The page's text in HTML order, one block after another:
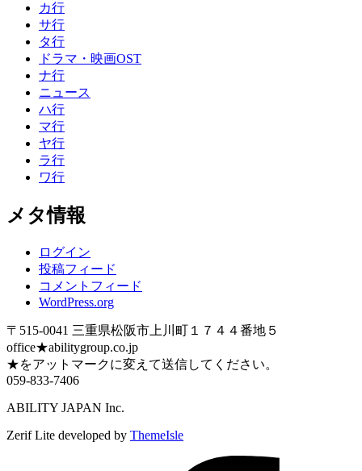
カ行
サ行
タ行
ドラマ・映画OST
ナ行
ニュース
ハ行
マ行
ヤ行
ラ行
ワ行
メタ情報
ログイン
投稿フィード
コメントフィード
WordPress.org
〒515-0041 三重県松阪市上川町１７４４番地５
office★abilitygroup.co.jp
★をアットマークに変えて送信してください。
059-833-7406
ABILITY JAPAN Inc.
Zerif Lite developed by ThemeIsle